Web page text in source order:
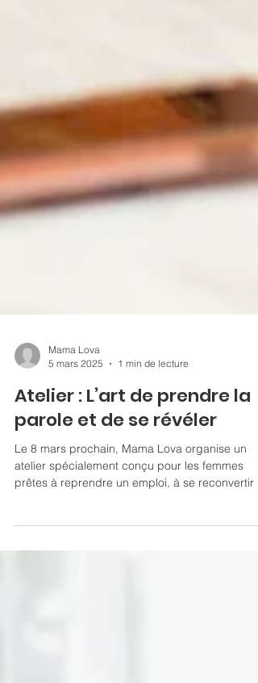
Mama Lova
5 mars 2025
1 min de lecture
Atelier : L’art de prendre la
parole et de se révéler
Le 8 mars prochain, Mama Lova organise un